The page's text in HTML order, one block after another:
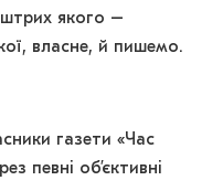
штрих якого –
власне, й пишемо.
газети «Час
певні об’єктивні